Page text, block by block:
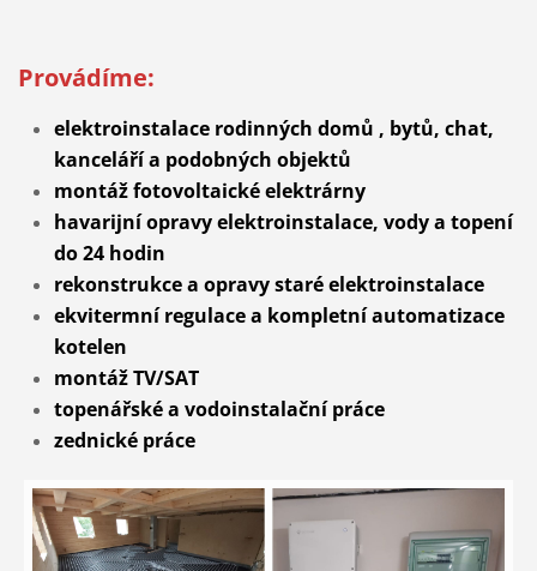
Provádíme:
elektroinstalacerodinných domů , bytů, chat,
kanceláří a podobných objektů
montáž fotovoltaické elektrárny
havarijní opravy elektroinstalace, vody a topení
do 24 hodin
rekonstrukce a opravy staré elektroinstalace
ekvitermní regulace a kompletní automatizace
kotelen
montáž TV/SAT
topenářské a vodoinstalační práce
zednické práce